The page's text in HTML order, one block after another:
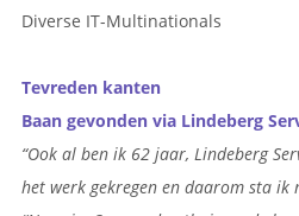
Diverse IT-Multinationals
Tevreden kanten
Baan gevonden via Lindeberg
“Ook al ben ik 62 jaar, Lindeberg
het werk gekregen en daarom sta ik